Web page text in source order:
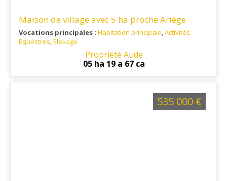
Maison de village avec 5 ha proche Ariège
Vocations principales : Habitation principale,Activités
Equestres,Elevage
: Village de plus de 500 habitants, situé à 45
km de Foix, 60 km de Carcassonne, 90 km de Perpignan et
110 km de Toulouse. Installé sur le Plateau entre Quillan et
Propriété Aude
05 ha 19 a 67 ca
535 000 €